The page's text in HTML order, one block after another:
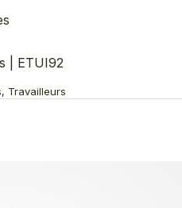
| ETUI92
Travailleurs